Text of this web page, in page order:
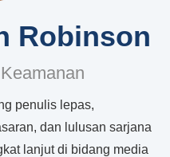
Robinson
penulis lepas,
dan lulusan sarjana
lanjut di bidang media